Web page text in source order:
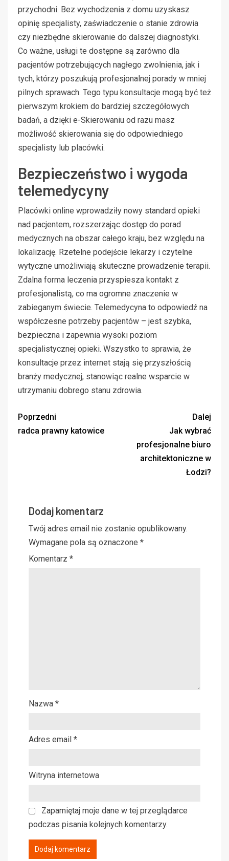
przychodni. Bez wychodzenia z domu uzyskasz
opinię specjalisty, zaświadczenie o stanie zdrowia
czy niezbędne skierowanie do dalszej diagnostyki.
Co ważne, usługi te dostępne są zarówno dla
pacjentów potrzebujących nagłego zwolnienia, jak i
tych, którzy poszukują profesjonalnej porady w mniej
pilnych sprawach. Tego typu konsultacje mogą być też
pierwszym krokiem do bardziej szczegółowych
badań, a dzięki e-Skierowaniu od razu masz
możliwość skierowania się do odpowiedniego
specjalisty lub placówki.
Bezpieczeństwo i wygoda
telemedycyny
Placówki online wprowadziły nowy standard opieki
nad pacjentem, rozszerzając dostęp do porad
medycznych na obszar całego kraju, bez względu na
lokalizację. Rzetelne podejście lekarzy i czytelne
wytyczne umożliwiają skuteczne prowadzenie terapii.
Zdalna forma leczenia przyspiesza kontakt z
profesjonalistą, co ma ogromne znaczenie w
zabieganym świecie. Telemedycyna to odpowiedź na
współczesne potrzeby pacjentów – jest szybka,
bezpieczna i zapewnia wysoki poziom
specjalistycznej opieki. Wszystko to sprawia, że
konsultacje przez internet stają się przyszłością
branży medycznej, stanowiąc realne wsparcie w
utrzymaniu dobrego stanu zdrowia.
Poprzedni
radca prawny katowice
Dalej
Jak wybrać
profesjonalne biuro
architektoniczne w
Łodzi?
Dodaj komentarz
Twój adres email nie zostanie opublikowany.
Wymagane pola są oznaczone *
Komentarz *
Nazwa *
Adres email *
Witryna internetowa
Zapamiętaj moje dane w tej przeglądarce
podczas pisania kolejnych komentarzy.